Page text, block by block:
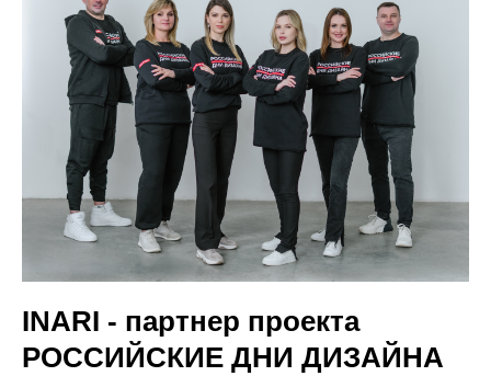
INARI - партнер проекта
РОССИЙСКИЕ ДНИ ДИЗАЙНА